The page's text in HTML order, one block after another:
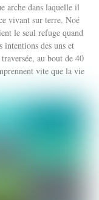
arche dans laquelle il
vivant sur terre. Noé
le seul refuge quand
intentions des uns et
au bout de 40
vite que la vie